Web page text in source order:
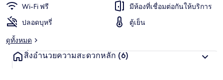
Wi-Fi ฟรี
มีห้องที่เชื่อมต่อกันให้บริการ
ปลอดบุหรี่
ตู้เย็น
ดูทั้งหมด
สิ่งอำนวยความสะดวกหลัก (6)